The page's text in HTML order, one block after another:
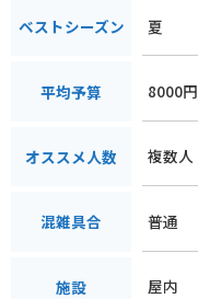
ベストシーズン 夏
平均予算 8000円
オススメ人数 複数人
混雑具合 普通
施設 屋内